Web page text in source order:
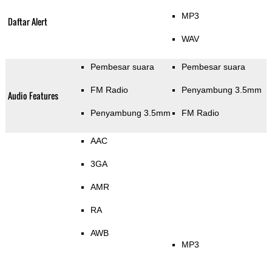
Daftar Alert MP3
WAV
Audio Features
Pembesar suara
FM Radio
Penyambung 3.5mm
Pembesar suara
Penyambung 3.5mm
FM Radio
AAC
3GA
AMR
RA
AWB
MP3